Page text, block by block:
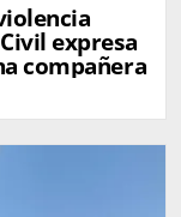
expresa
compañera